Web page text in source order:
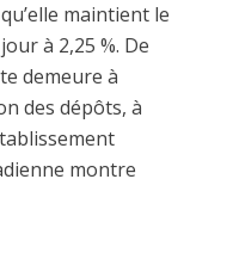
maintient le
à 2,25 %. De
demeure à
des dépôts, à
montre